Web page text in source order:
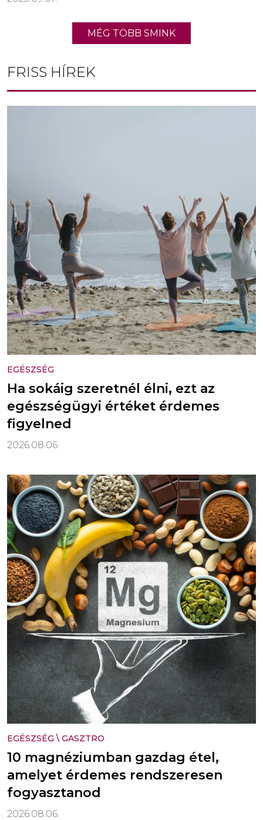
MÉG TÖBB SMINK
FRISS HÍREK
EGÉSZSÉG
Ha sokáig szeretnél élni, ezt az
egészségügyi értéket érdemes
figyelned
2026.08.06.
EGÉSZSÉG \ GASZTRO
10 magnéziumban gazdag étel,
amelyet érdemes rendszeresen
fogyasztanod
2026.08.06.